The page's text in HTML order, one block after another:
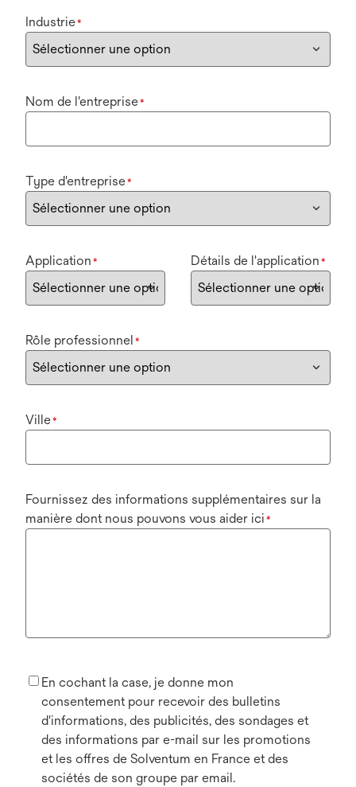
Industrie*
Nom de l'entreprise*
Type d'entreprise*
Application * Détails de l'application *
Rôle professionnel *
Ville*
Fournissez des informations supplémentaires sur la
manière dont nous pouvons vous aider ici *
En cochant la case, je donne mon
consentement pour recevoir des bulletins
d'informations, des publicités, des sondages et
des informations par e-mail sur les promotions
et les offres de Solventum en France et des
sociétés de son groupe par email.